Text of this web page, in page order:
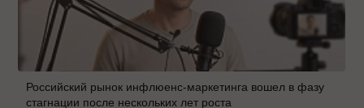
Российский рынок инфлюенс-маркетинга вошел в фазу
стагнации после нескольких лет роста